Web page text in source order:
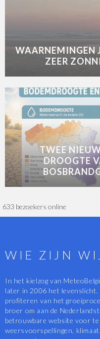
WAARNEMINGEN
ZEER
TWEE
DROOGTE
633 bezoekers online
WIE ZIJN
In het kielzog van
later in 2006 het levenslicht.
profiteren van het
broer om aan de
betrouwbare website voor
weersvoorspellingen,